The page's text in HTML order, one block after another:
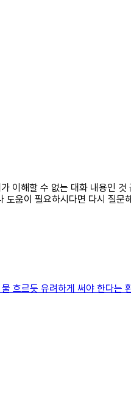
이해할 수 없는 대화 내용
움이 필요하시다면 다시 질문
흐르듯 유려하게 써야 한다